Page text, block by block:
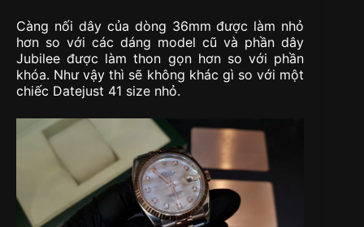
Càng nối dây của dòng 36mm được làm nhỏ
hơn so với các dáng model cũ và phần dây
Jubilee được làm thon gọn hơn so với phần
khóa. Như vậy thì sẽ không khác gì so với một
chiếc Datejust 41 size nhỏ.